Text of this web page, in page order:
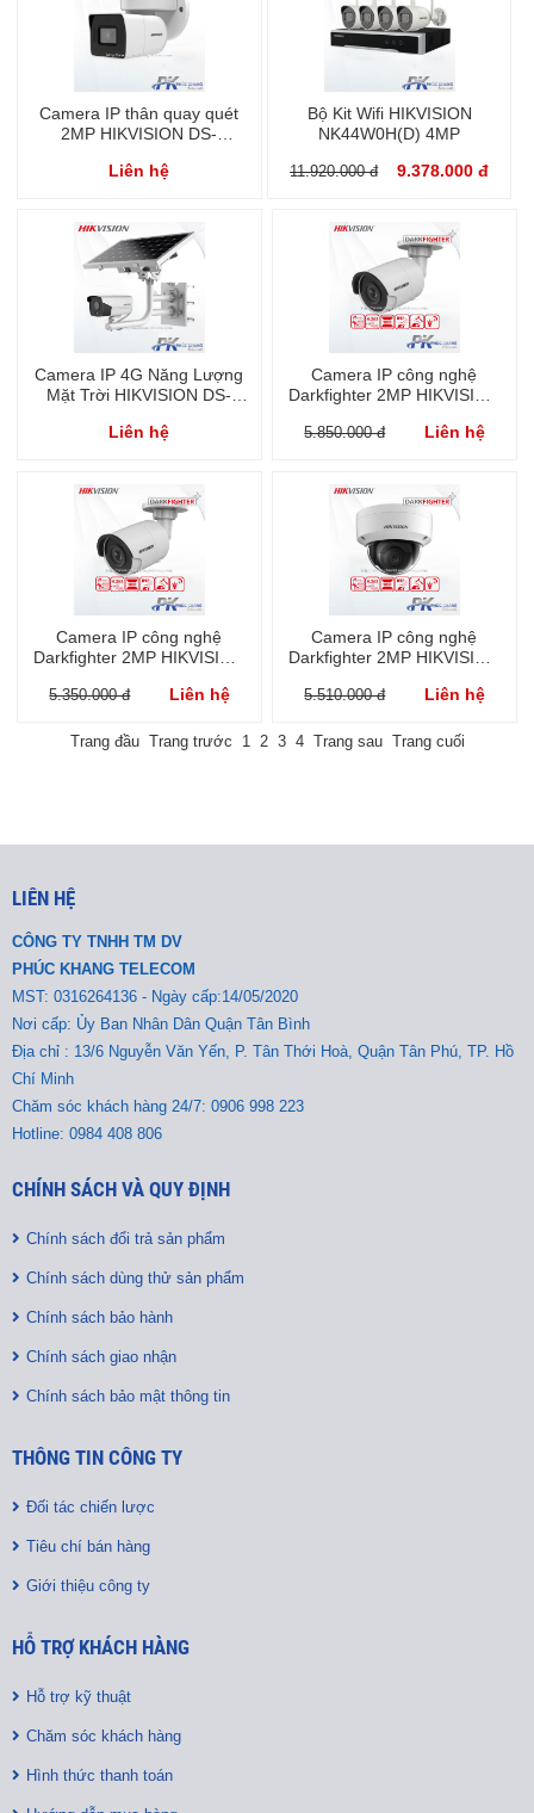
Camera IP thân quay quét
2MP HIKVISION DS-
Liên hệ
Bộ Kit Wifi HIKVISION
NK44W0H(D) 4MP
11.920.000 đ 9.378.000 đ
Camera IP 4G Năng Lượng
Mặt Trời HIKVISION DS-
Liên hệ
Camera IP công nghệ
Darkfighter 2MP HIKVISION
5.850.000 đ Liên hệ
Camera IP công nghệ
Darkfighter 2MP HIKVISION
5.350.000 đ Liên hệ
Camera IP công nghệ
Darkfighter 2MP HIKVISION
5.510.000 đ Liên hệ
Trang đầu Trang trước 1 2 3 4 Trang sau Trang cuối
LIÊN HỆ
CÔNG TY TNHH TM DV
PHÚC KHANG TELECOM
MST: 0316264136 - Ngày cấp:14/05/2020
Nơi cấp: Ủy Ban Nhân Dân Quận Tân Bình
Địa chỉ : 13/6 Nguyễn Văn Yến, P. Tân Thới Hoà, Quận Tân Phú, TP. Hồ
Chí Minh
Chăm sóc khách hàng 24/7: 0906 998 223
Hotline: 0984 408 806
CHÍNH SÁCH VÀ QUY ĐỊNH
Chính sách đổi trả sản phẩm
Chính sách dùng thử sản phẩm
Chính sách bảo hành
Chính sách giao nhận
Chính sách bảo mật thông tin
THÔNG TIN CÔNG TY
Đối tác chiến lược
Tiêu chí bán hàng
Giới thiệu công ty
HỖ TRỢ KHÁCH HÀNG
Hỗ trợ kỹ thuật
Chăm sóc khách hàng
Hình thức thanh toán